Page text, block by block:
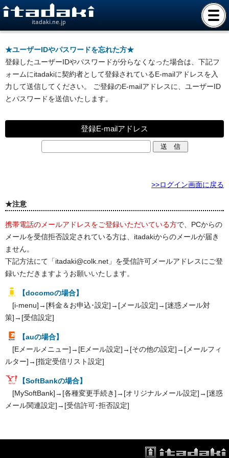
itadaki.ne.jp
★ユーザーIDやパスワードを忘れた方★
登録したユーザーIDやパスワードが分らなくなった場合は、下記フ
ォームにitadakiに契約者として登録されているE-mailアドレスを入
力して送信してください。 ご登録のE-mailアドレスに、ユーザーID
とパスワードを送信いたします。
登録E-mailアドレス
>>ログイン画面に戻る
★注意
携帯電話のメールアドレスをご登録いただいている方で、PCからの
メールを受信拒否設定されている方は、itadakiからのメールが届き
ません。
下記方法にて「itadaki@colk.net」を受信許可メールアドレスにご登
録いただきますようお願いいたします。
【docomoの場合】
[i-menu]→[料金＆お申込･設定]→[メール設定]→[迷惑メール対
策]→[受信設定]
【auの場合】
[Eメールメニュー]→[Eメール設定]→[その他の設定]→[メールフィ
ルター]→[指定受信リスト設定]
【SoftBankの場合】
[MySoftBank]→[各種変更手続き]→[オリジナルメール設定]→[迷惑
メール関連設定]→[受信許可･拒否設定]